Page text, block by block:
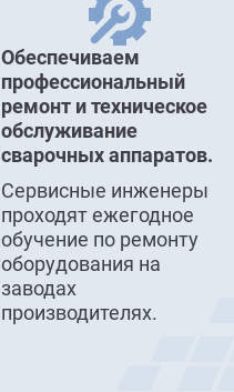
Обеспечиваем
профессиональный
ремонт и техническое
обслуживание
сварочных аппаратов.
Сервисные инженеры
проходят ежегодное
обучение по ремонту
оборудования на
заводах
производителях.